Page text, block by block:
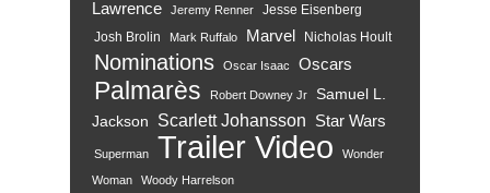
Lawrence
Jeremy Renner
Jesse Eisenberg
Josh Brolin
Mark Ruffalo Marvel Nicholas Hoult
Nominations Oscar Isaac Oscars
Palmarès Robert Downey Jr
Samuel L.
Jackson
Scarlett Johansson Star Wars
Superman Trailer Video
Wonder
Woman
Woody Harrelson